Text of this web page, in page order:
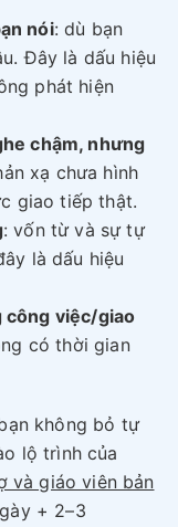
nói: dù bạn
Đây là dấu hiệu
phát hiện
chậm, nhưng
xạ chưa hình
giao tiếp thật.
: vốn từ và sự tự
là dấu hiệu
công việc/giao
có thời gian
không bỏ tự
lộ trình của
và giáo viên bản
+ 2–3